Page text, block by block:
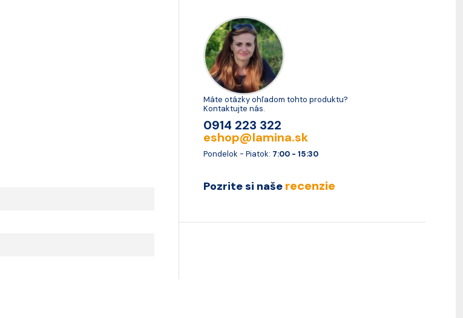
Máte otázky ohľadom tohto produktu?
Kontaktujte nás.
0914 223 322
eshop@lamina.sk
Pondelok - Piatok: 7:00 - 15:30
Pozrite si naše recenzie